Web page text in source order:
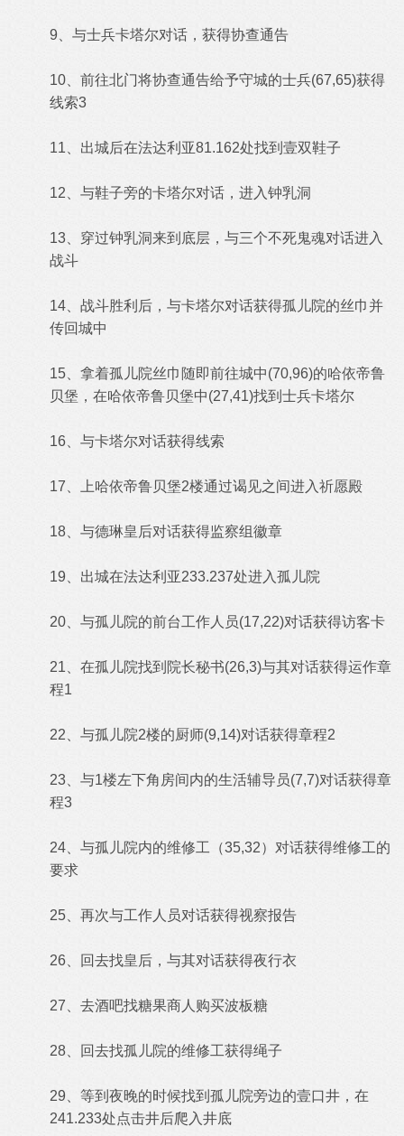
9、与士兵卡塔尔对话，获得协查通告
10、前往北门将协查通告给予守城的士兵(67,65)获得
线索3
11、出城后在法达利亚81.162处找到壹双鞋子
12、与鞋子旁的卡塔尔对话，进入钟乳洞
13、穿过钟乳洞来到底层，与三个不死鬼魂对话进入
战斗
14、战斗胜利后，与卡塔尔对话获得孤儿院的丝巾并
传回城中
15、拿着孤儿院丝巾随即前往城中(70,96)的哈依帝鲁
贝堡，在哈依帝鲁贝堡中(27,41)找到士兵卡塔尔
16、与卡塔尔对话获得线索
17、上哈依帝鲁贝堡2楼通过谒见之间进入祈愿殿
18、与德琳皇后对话获得监察组徽章
19、出城在法达利亚233.237处进入孤儿院
20、与孤儿院的前台工作人员(17,22)对话获得访客卡
21、在孤儿院找到院长秘书(26,3)与其对话获得运作章
程1
22、与孤儿院2楼的厨师(9,14)对话获得章程2
23、与1楼左下角房间内的生活辅导员(7,7)对话获得章
程3
24、与孤儿院内的维修工（35,32）对话获得维修工的
要求
25、再次与工作人员对话获得视察报告
26、回去找皇后，与其对话获得夜行衣
27、去酒吧找糖果商人购买波板糖
28、回去找孤儿院的维修工获得绳子
29、等到夜晚的时候找到孤儿院旁边的壹口井，在
241.233处点击井后爬入井底